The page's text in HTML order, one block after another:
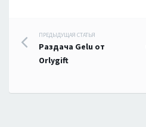
Навигация
по
записям
ПРЕДЫДУЩАЯ СТАТЬЯ
Раздача Gelu от
Orlygift